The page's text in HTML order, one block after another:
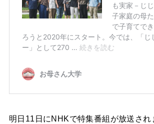
明日11日にNHKで特集番組が放送され